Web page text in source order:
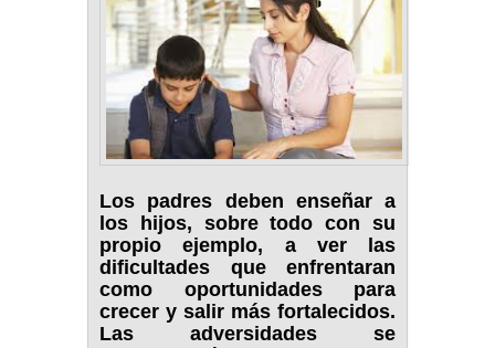
Los padres deben enseñar a
los hijos, sobre todo con su
propio ejemplo, a ver las
dificultades que enfrentaran
como oportunidades para
crecer y salir más fortalecidos.
Las adversidades se